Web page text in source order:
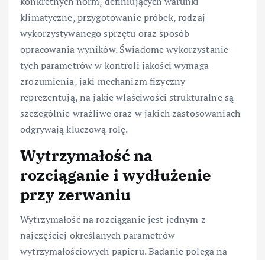
klimatyczne, przygotowanie próbek, rodzaj
wykorzystywanego sprzętu oraz sposób
opracowania wyników. Świadome wykorzystanie
tych parametrów w kontroli jakości wymaga
zrozumienia, jaki mechanizm fizyczny
reprezentują, na jakie właściwości strukturalne są
szczególnie wrażliwe oraz w jakich zastosowaniach
odgrywają kluczową rolę.
Wytrzymałość na
rozciąganie i wydłużenie
przy zerwaniu
Wytrzymałość na rozciąganie jest jednym z
najczęściej określanych parametrów
wytrzymałościowych papieru. Badanie polega na